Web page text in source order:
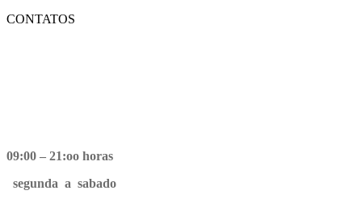
CONTATOS
09:00 – 21:oo horas
segunda a sabado